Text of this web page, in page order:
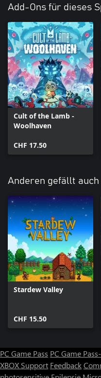
Add-Ons für dieses
Cult of the Lamb -
Woolhaven
CHF 17.50
Anderen gefällt auch
Stardew Valley
CHF 15.50
PC Game Pass PC Game
XBOX Support Feedback